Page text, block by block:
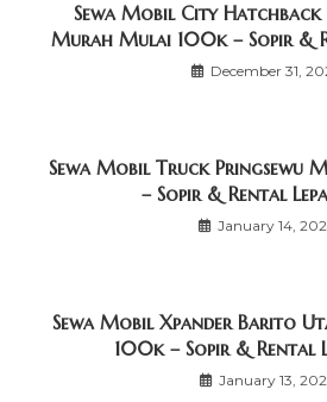
Sewa Mobil City Hatchback
Murah Mulai 100k – Sopir &
December 31,
Sewa Mobil Truck Pringsewu
– Sopir & Rental
January 14,
Sewa Mobil Xpander Barito
100k – Sopir & Rental
January 13,